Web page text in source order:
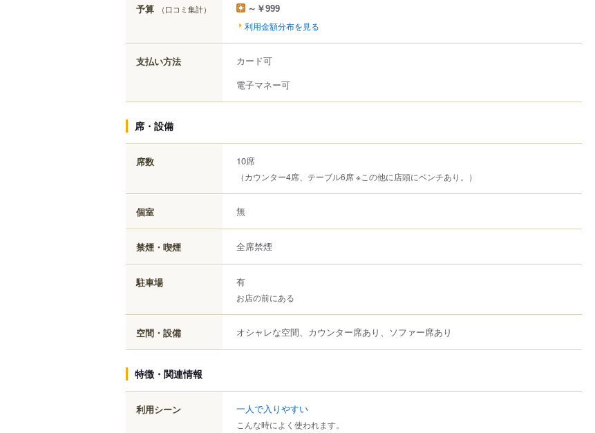
予算 （口コミ集計） ～￥999
利用金額分布を見る
支払い方法
カード可
電子マネー可
席・設備
席数 10席
（カウンター4席、テーブル6席 ※この他に店頭にベンチあり。）
個室 無
禁煙・喫煙 全席禁煙
駐車場 有
お店の前にある
空間・設備 オシャレな空間、カウンター席あり、ソファー席あり
特徴・関連情報
利用シーン 一人で入りやすい
こんな時によく使われます。